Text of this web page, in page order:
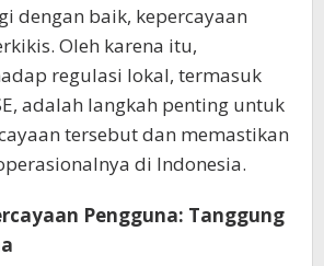
dengan baik, kepercayaan
Oleh karena itu,
regulasi lokal, termasuk
adalah langkah penting untuk
tersebut dan memastikan
di Indonesia.
Pengguna: Tanggung